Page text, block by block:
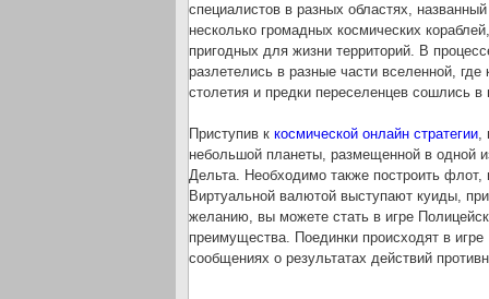
специалистов в разных областях,
несколько громадных космических
пригодных для жизни территорий. В
разлетелись в разные части вселенной,
столетия и предки переселенцев сошлись
Приступив к космической онлайн стратегии,
небольшой планеты, размещенной в одной
Дельта. Необходимо также построить
Виртуальной валютой выступают куиды,
желанию, вы можете стать в игре
преимущества. Поединки происходят в
сообщениях о результатах действий